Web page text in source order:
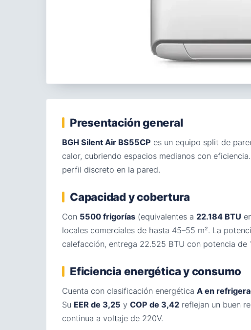
Presentación general
BGH Silent Air BS55CP es un equipo split de
calor, cubriendo espacios medianos con
perfil discreto en la pared.
Capacidad y cobertura
Con 5500 frigorías (equivalentes a 22.184 BTU
locales comerciales de hasta 45–55 m². La
calefacción, entrega 22.525 BTU con potencia de
Eficiencia energética y consumo
Cuenta con clasificación energética A en
Su EER de 3,25 y COP de 3,42 reflejan un buen
continua a voltaje de 220V.